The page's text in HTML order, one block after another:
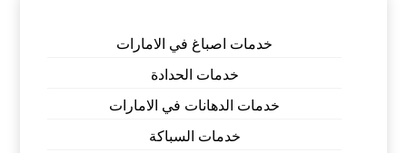
خدمات اصباغ في الامارات
خدمات الحدادة
خدمات الدهانات في الامارات
خدمات السباكة